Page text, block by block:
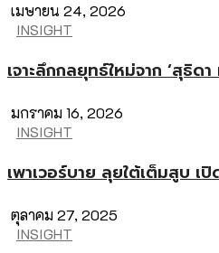
เมษายน 24, 2026
INSIGHT
เจาะลึกกลยุทธ์ใหม่จาก ‘สุธิด
มกราคม 16, 2026
INSIGHT
เพาเวอร์บาย ลุยใต้เต็มสูบ เ
ตุลาคม 27, 2025
INSIGHT